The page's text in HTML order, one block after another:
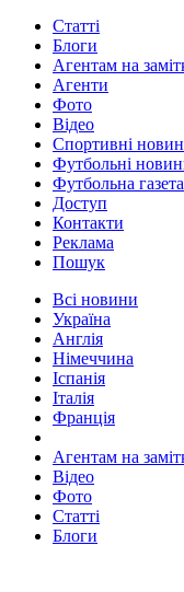
Статті
Блоги
Агентам на
Агенти
Фото
Відео
Спортивні
Футбольні
Футбольна газета
Доступ
Контакти
Реклама
Пошук
Всі новини
Україна
Англія
Німеччина
Іспанія
Італія
Франція
Агентам на
Відео
Фото
Статті
Блоги